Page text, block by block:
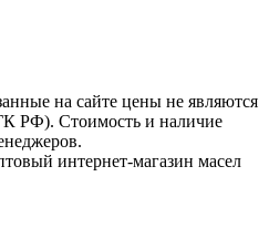
на сайте цены не являются
РФ). Стоимость и наличие
интернет-магазин масел